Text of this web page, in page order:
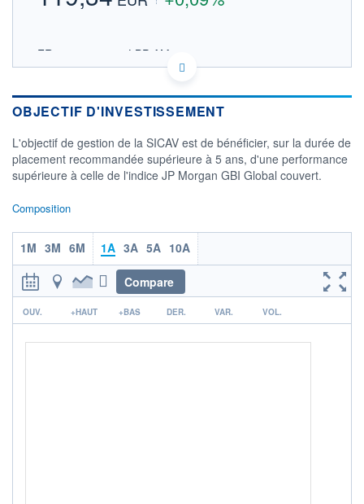
FORUM
FR0010613349 - LBP AM
OPCVM DERNIER COURS CONNU AU 04/11/2025
118
119
CATÉGORIE MORNINGSTAR
Global Government Bond -
EUR Hedged
FONDS PARTENAIRES
TARIFS PRIVILÉGIÉS 0%
ÉLIGIBILITÉ
OBJECTIF D'INVESTISSEMENT
L'objectif de gestion de la SICAV est de bénéficier, sur la durée de
placement recommandée supérieure à 5 ans, d'une performance
supérieure à celle de l'indice JP Morgan GBI Global couvert.
Composition
1M 3M 6M 1A 3A 5A 10A
Compare
r
OUV. +HAUT +BAS DER. VAR. VOL.